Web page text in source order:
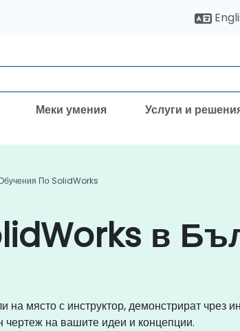
Меки умения Услуги и
По SolidWorks
в
място с инструктор, демонстрират чрез
на вашите идеи и концепции.